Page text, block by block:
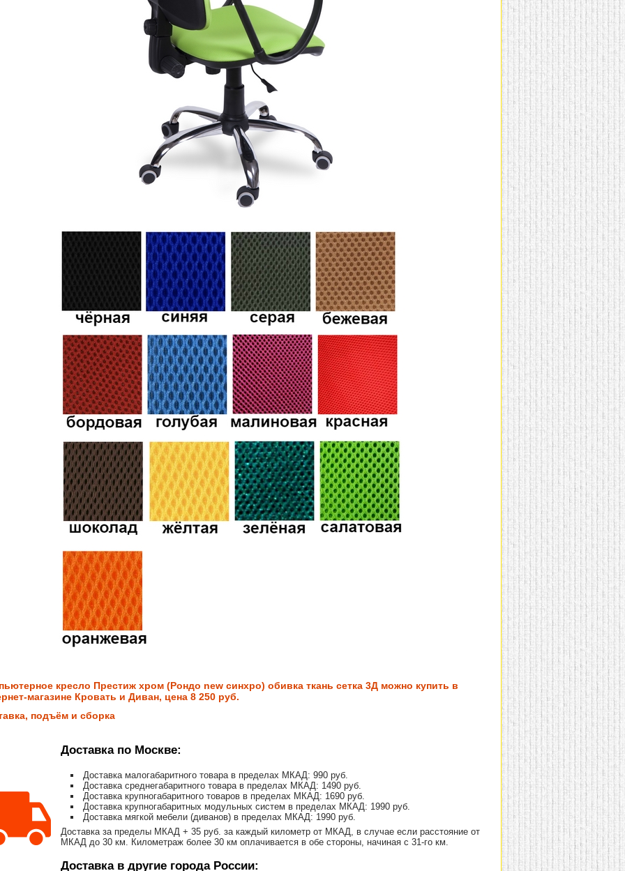
кресло Престиж хром (Рондо new синхро) обивка ткань сетка 3Д можно купить в
магазине Кровать и Диван, цена 8 250 руб.
подъём и сборка
Доставка по Москве:
Доставка малогабаритного товара в пределах МКАД: 990 руб.
Доставка среднегабаритного товара в пределах МКАД: 1490 руб.
Доставка крупногабаритного товаров в пределах МКАД: 1690 руб.
Доставка крупногабаритных модульных систем в пределах МКАД: 1990 руб.
Доставка мягкой мебели (диванов) в пределах МКАД: 1990 руб.
Доставка за пределы МКАД + 35 руб. за каждый километр от МКАД, в случае если расстояние от
МКАД до 30 км. Километраж более 30 км оплачивается в обе стороны, начиная с 31-го км.
Доставка в другие города России: